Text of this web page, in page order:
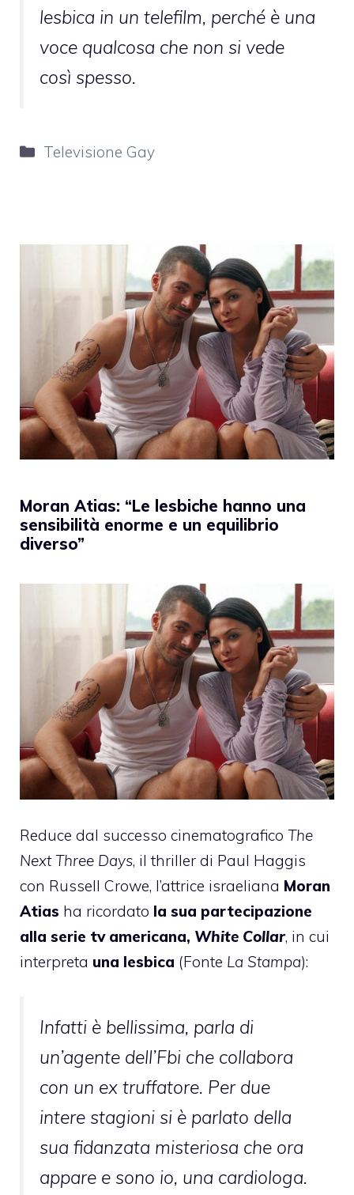
lesbica in un telefilm, perché è una
voce qualcosa che non si vede
così spesso.
Categorie
Televisione Gay
Moran Atias: “Le lesbiche hanno una
sensibilità enorme e un equilibrio
diverso”
Reduce dal successo cinematografico The
Next Three Days, il thriller di Paul Haggis
con Russell Crowe, l’attrice israeliana Moran
Atias ha ricordato la sua partecipazione
alla serie tv americana, White Collar, in cui
interpreta una lesbica (Fonte La Stampa):
Infatti è bellissima, parla di
un’agente dell’Fbi che collabora
con un ex truffatore. Per due
intere stagioni si è parlato della
sua fidanzata misteriosa che ora
appare e sono io, una cardiologa.